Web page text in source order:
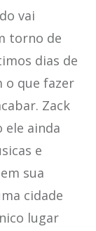
vai
torno de
dias de
o que fazer
Zack
ele ainda
e
sua
cidade
lugar